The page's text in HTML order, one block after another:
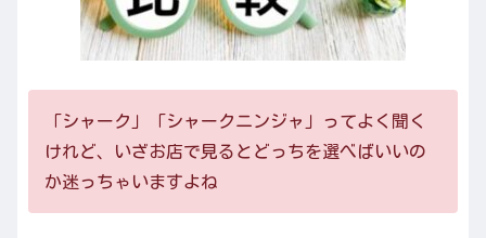
「シャーク」「シャークニンジャ」ってよく聞く
けれど、いざお店で見るとどっちを選べばいいの
か迷っちゃいますよね